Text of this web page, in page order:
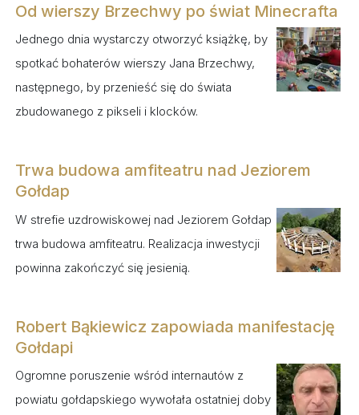
Od wierszy Brzechwy po świat Minecrafta
Jednego dnia wystarczy otworzyć książkę, by
spotkać bohaterów wierszy Jana Brzechwy,
następnego, by przenieść się do świata
zbudowanego z pikseli i klocków.
Trwa budowa amfiteatru nad Jeziorem
Gołdap
W strefie uzdrowiskowej nad Jeziorem Gołdap
trwa budowa amfiteatru. Realizacja inwestycji
powinna zakończyć się jesienią.
Robert Bąkiewicz zapowiada manifestację
Gołdapi
Ogromne poruszenie wśród internautów z
powiatu gołdapskiego wywołała ostatniej doby